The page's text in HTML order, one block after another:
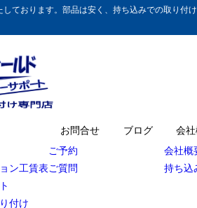
ております。部品は安く、持ち込みでの取り付
ン工賃表
付け
お問合せ
ご予約
ご質問
ブログ
会
会社概
持ち込